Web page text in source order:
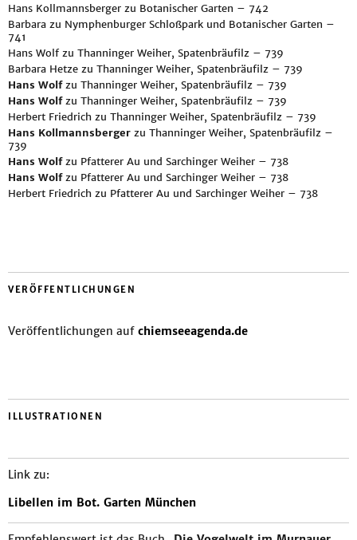
Hans Kollmannsberger zu Botanischer Garten – 742
Barbara zu Nymphenburger Schloßpark und Botanischer Garten –
741
Hans Wolf zu Thanninger Weiher, Spatenbräufilz – 739
Barbara Hetze zu Thanninger Weiher, Spatenbräufilz – 739
Hans Wolfzu Thanninger Weiher, Spatenbräufilz – 739
Hans Wolfzu Thanninger Weiher, Spatenbräufilz – 739
Herbert Friedrich zu Thanninger Weiher, Spatenbräufilz – 739
Hans Kollmannsberger zu Thanninger Weiher, Spatenbräufilz –
739
Hans Wolfzu Pfatterer Au und Sarchinger Weiher – 738
Hans Wolfzu Pfatterer Au und Sarchinger Weiher – 738
Herbert Friedrich zu Pfatterer Au und Sarchinger Weiher – 738
VERÖFFENTLICHUNGEN
Veröffentlichungen auf chiemseeagenda.de
ILLUSTRATIONEN
Link zu:
Libellen im Bot. Garten München